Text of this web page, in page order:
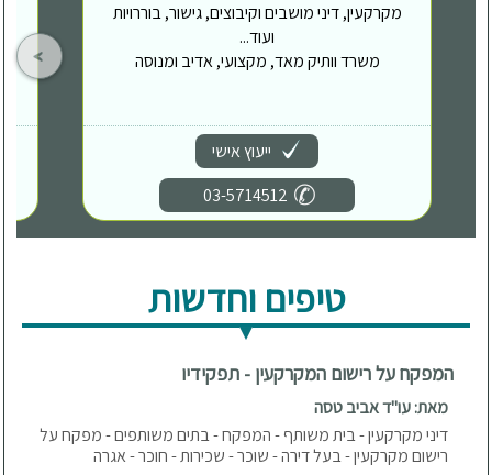
מקרקעין, דיני מושבים וקיבוצים, גישור, בוררויות
ועוד...
משרד וותיק מאד, מקצועי, אדיב ומנוסה
ייעוץ אישי
03-5714512
טיפים וחדשות
המפקח על רישום המקרקעין - תפקידיו
מאת: עו"ד אביב טסה
דיני מקרקעין - בית משותף - המפקח - בתים משותפים - מפקח על
רישום מקרקעין - בעל דירה - שוכר - שכירות - חוכר - אגרה